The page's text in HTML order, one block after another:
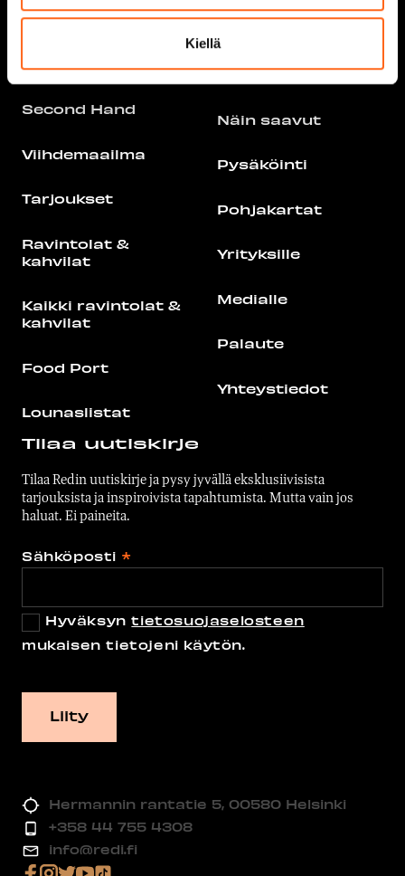
Kiellä
Redi
Second Hand
Viihdemaailma
Tarjoukset
Ravintolat &
kahvilat
Kaikki ravintolat &
kahvilat
Food Port
Lounaslistat
Info
Näin saavut
Pysäköinti
Pohjakartat
Yrityksille
Medialle
Palaute
Yhteystiedot
Tilaa uutiskirje
Tilaa Redin uutiskirje ja pysy jyvällä eksklusiivisista
tarjouksista ja inspiroivista tapahtumista. Mutta vain jos
haluat. Ei paineita.
Sähköposti *
Hyväksyntietosuojaselosteen
mukaisen tietojeni käytön.
Hermannin rantatie 5, 00580 Helsinki
+358 44 755 4308
info@redi.fi